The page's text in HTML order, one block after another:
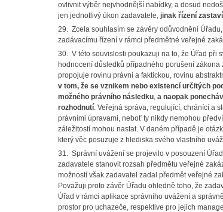
ovlivnit výběr nejvhodnější nabídky, a dosud
jen jednotlivý úkon zadavatele, jinak řízení zastaví
29. Zcela souhlasím se závěry odůvodnění
zadávacímu řízení v rámci předmětné veřejné
30. V této souvislosti poukazuji na to, že Úřad při
hodnocení důsledků případného porušení
propojuje rovinu právní a faktickou, rovinu
v tom, že se vznikem nebo existencí určitých
možného právního následku, a naopak
rozhodnutí. Veřejná správa, regulující, chránící a
právními úpravami, neboť ty nikdy nemohou
záležitostí mohou nastat. V daném případě je
který věc posuzuje z hlediska svého vlastního
31. Správní uvážení se projevilo v posouzení
zadavatele stanovit rozsah předmětu veřejné
možností však zadavatel zadal předmět veřejné
Považuji proto závěr Úřadu ohledně toho, že
Úřad v rámci aplikace správního uvážení a
prostor pro uchazeče, respektive pro jejich